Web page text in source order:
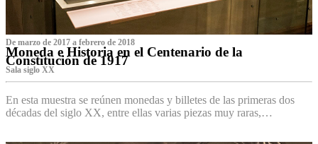
De marzo de 2017 a febrero de 2018
Moneda e Historia en el Centenario de la
Constitución de 1917
Sala siglo XX
En esta muestra se reúnen monedas y billetes de las primeras dos
décadas del siglo XX, entre ellas varias piezas muy raras,…